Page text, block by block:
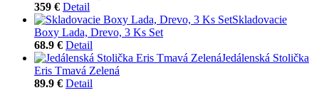
359 € Detail
Skladovacie
Boxy Lada, Drevo, 3 Ks Set
68.9 € Detail
Jedálenská Stolička
Eris Tmavá Zelená
89.9 € Detail